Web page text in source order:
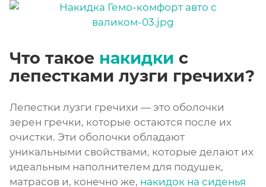
Что такое накидки с
лепестками лузги гречихи?
Лепестки лузги гречихи — это оболочки
зерен гречки, которые остаются после их
очистки. Эти оболочки обладают
уникальными свойствами, которые делают их
идеальным наполнителем для подушек,
матрасов и, конечно же, накидок на сиденья